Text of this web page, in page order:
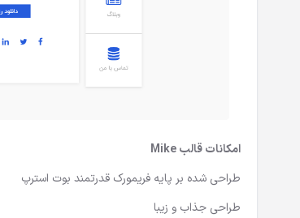
امکاناتقالب Mike
طراحی شده بر پایه فریمورک قدرتمند بوت استرپ
طراحی جذاب و زیبا